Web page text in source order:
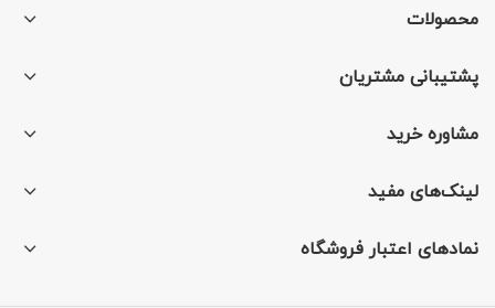
محصولات
پشتیبانی مشتریان
مشاوره خرید
لینک‌های مفید
نمادهای اعتبار فروشگاه